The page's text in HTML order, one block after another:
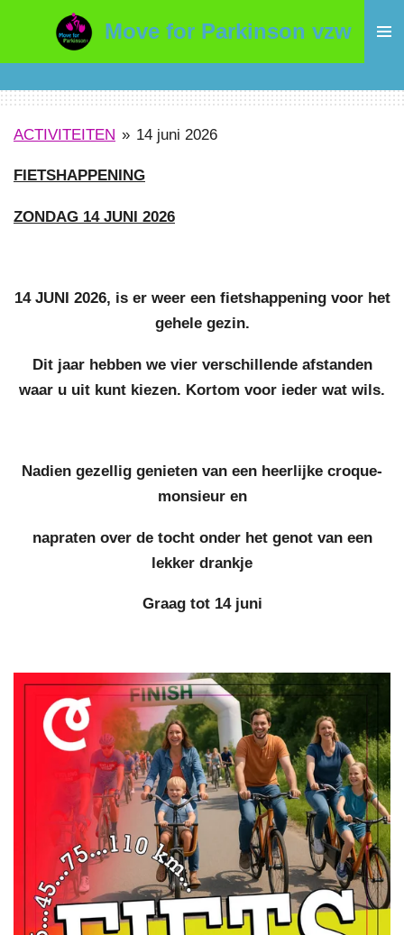
de
Move for Parkinson vzw
ACTIVITEITEN » 14 juni 2026
FIETSHAPPENING
ZONDAG 14 JUNI 2026
14 JUNI 2026, is er weer een fietshappening voor het
gehele gezin.
Dit jaar hebben we vier verschillende afstanden
waar u uit kunt kiezen. Kortom voor ieder wat wils.
Nadien gezellig genieten van een heerlijke croque-
monsieur en
napraten over de tocht onder het genot van een
lekker drankje
Graag tot 14 juni